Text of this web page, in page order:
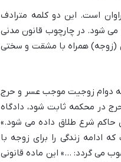
است. این دو کلمه مترادف
می شود. در چارچوب قانون مدنی
(زوجه) همراه با مشقت و سختی
«در صورتی که دوام زوجیت موجب عسر و حرج
در محکمه ثابت شود، دادگاه
حاکم شرع طلاق داده می شود.»
ادامه زندگی را برای زوجه با
می گردد: …» این ماده قانونی